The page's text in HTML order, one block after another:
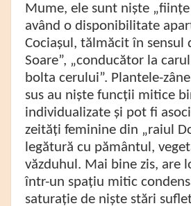
Mume, ele sunt niște
având o disponibilitate
Cociașul, tălmăcit în sensul
Soare”, „conducător la
bolta cerului”. Plantele-
sus au niște funcții mitice
individualizate și pot fi
zeități feminine din „raiul
legătură cu pământul,
văzduhul. Mai bine zis, are
într-un spațiu mitic
saturație de niște stări